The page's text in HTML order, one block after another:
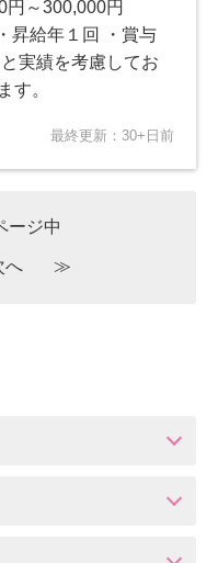
円～300,000円
昇給年１回 ・賞与
実績を考慮してお
す。
最終更新：30+日前
ージ中
へ ≫